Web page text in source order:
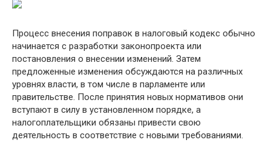
Процесс внесения поправок в налоговый кодекс обычно
начинается с разработки законопроекта или
постановления о внесении изменений. Затем
предложенные изменения обсуждаются на различных
уровнях власти, в том числе в парламенте или
правительстве. После принятия новых нормативов они
вступают в силу в установленном порядке, а
налогоплательщики обязаны привести свою
деятельность в соответствие с новыми требованиями.